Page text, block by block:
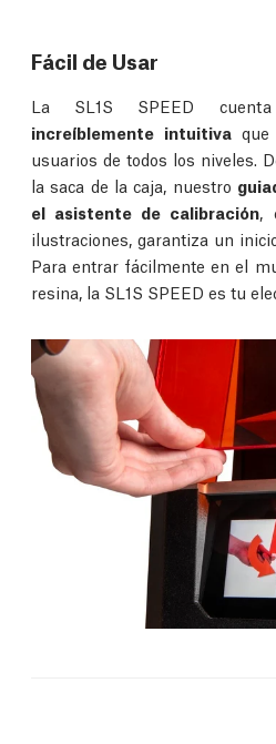
Fácil de Usar
La SL1S SPEED
increíblemente intuitivaque
usuarios de todos los niveles.
la saca de la caja, nuestro
el asistente de calibración,
ilustraciones, garantiza un
Para entrar fácilmente en el
resina, la SL1S SPEED es tu